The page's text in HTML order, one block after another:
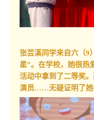
张芸溪同学来自六（9
星”。在学校，她很热
活动中拿到了二等奖
演员……无疑证明了她